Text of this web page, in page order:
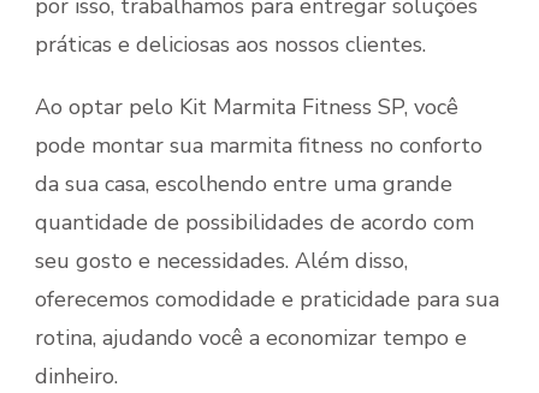
por isso, trabalhamos para entregar soluções
práticas e deliciosas aos nossos clientes.
Ao optar pelo Kit Marmita Fitness SP, você
pode montar sua marmita fitness no conforto
da sua casa, escolhendo entre uma grande
quantidade de possibilidades de acordo com
seu gosto e necessidades. Além disso,
oferecemos comodidade e praticidade para sua
rotina, ajudando você a economizar tempo e
dinheiro.